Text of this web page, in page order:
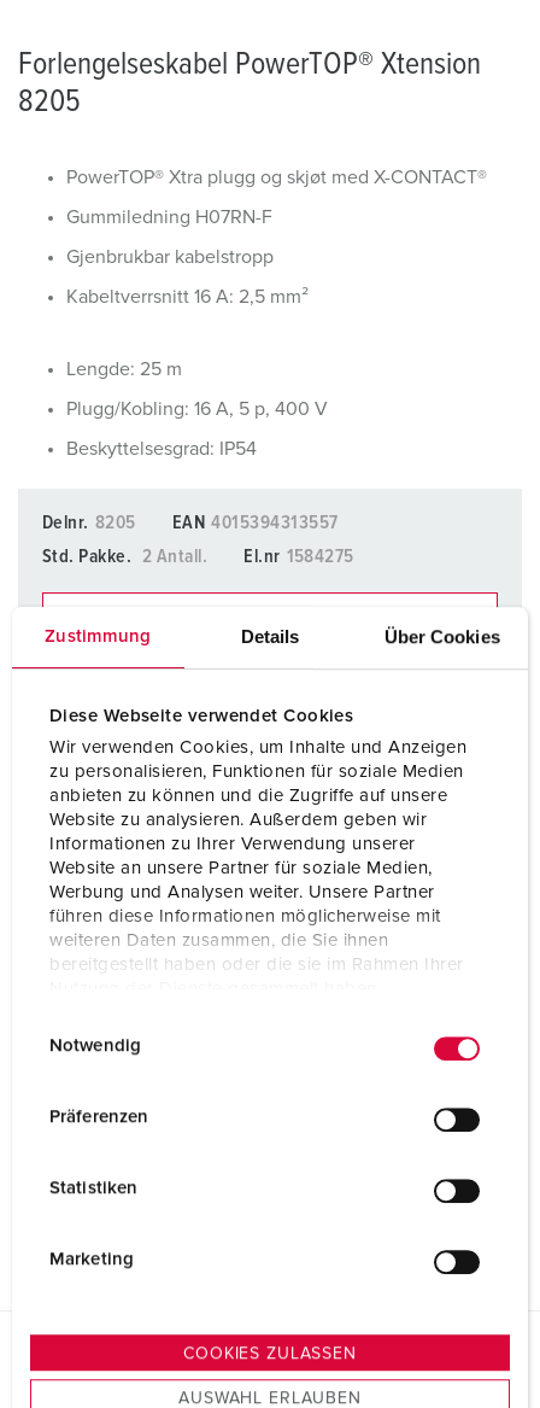
Zustimmung Details Über Cookies
Diese Webseite verwendet Cookies
Wir verwenden Cookies, um Inhalte und Anzeigen
zu personalisieren, Funktionen für soziale Medien
anbieten zu können und die Zugriffe auf unsere
Website zu analysieren. Außerdem geben wir
Informationen zu Ihrer Verwendung unserer
Website an unsere Partner für soziale Medien,
Werbung und Analysen weiter. Unsere Partner
führen diese Informationen möglicherweise mit
weiteren Daten zusammen, die Sie ihnen
bereitgestellt haben oder die sie im Rahmen Ihrer
s
Notwendig
Präferenzen
Statistiken
Marketing
COOKIES ZULASSEN
AUSWAHL ERLAUBEN
Forlengelseskabel PowerTOP® Xtension
8205
PowerTOP® Xtra plugg og skjøt med X-CONTACT®
Gummiledning H07RN-F
Gjenbrukbar kabelstropp
Kabeltverrsnitt 16 A: 2,5 mm²
Lengde: 25 m
Plugg/Kobling: 16 A, 5 p, 400 V
Beskyttelsesgrad: IP54
Delnr. 8205 EAN 4015394313557
Std. Pakke.
2 Antall. El.nr 1584275
Du kan administrere produktene våre i ulike lister i
Min liste (0) LEGG TIL
OPPRETT EN NY LISTE
Datablad og nedlastinger
Forlengelseskabel PowerTOP® Xtension 8205
Forlengelseskabel PowerTOP® Xtension 8205
Monteringsveiledning/bruksanvisning
Forlengelseskabel PowerTOP® Xtension 8205
Retningslinjer
Forlengelseskabel PowerTOP® Xtension 8205